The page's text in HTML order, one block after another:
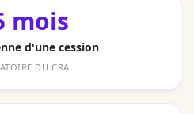
mois
d'une cession
DU CRA